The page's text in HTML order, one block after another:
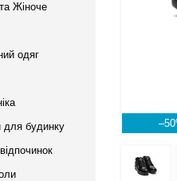
Жіноче
одяг
для будинку